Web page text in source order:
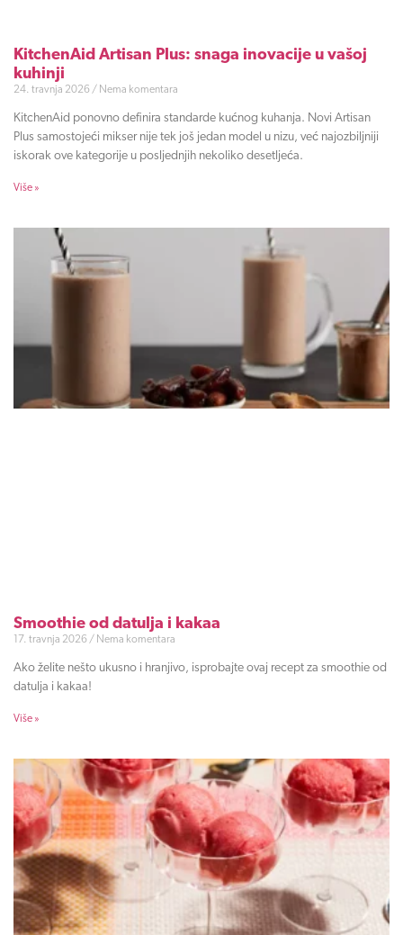
KitchenAid Artisan Plus: snaga inovacije u vašoj
kuhinji
24. travnja 2026 Nema komentara
KitchenAid ponovno definira standarde kućnog kuhanja. Novi Artisan
Plus samostojeći mikser nije tek još jedan model u nizu, već najozbiljniji
iskorak ove kategorije u posljednjih nekoliko desetljeća.
Više »
Smoothie od datulja i kakaa
17. travnja 2026 Nema komentara
Ako želite nešto ukusno i hranjivo, isprobajte ovaj recept za smoothie od
datulja i kakaa!
Više »